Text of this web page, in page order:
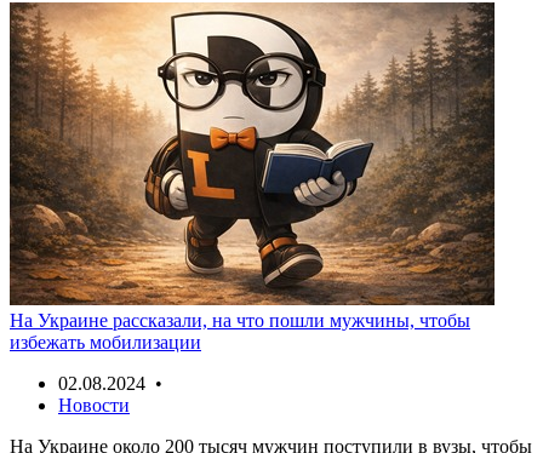
На Украине рассказали, на что пошли мужчины, чтобы
избежать мобилизации
02.08.2024 •
Новости
На Украине около 200 тысяч мужчин поступили в вузы, чтобы